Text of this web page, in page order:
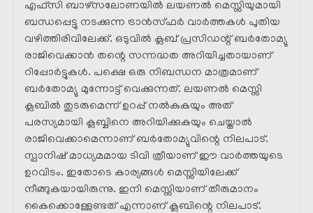
എഫ്സി ബാഴ്സലോണയിൽ ലയണൽ മെസ്സിയുമായി
ബന്ധപ്പെട്ടു നടക്കുന്ന ട്രാൻസ്ഫർ വാർത്തകൾ പുതിയ
വഴിത്തിരിവിലേക്ക്. ഒടുവിൽ ക്ലബ്‌ പ്രസിഡന്റ്‌ ബർതോമ്യു
രാജിവെക്കാൻ തന്റെ സന്നദ്ധത അറിയിച്ചതായാണ്
റിപ്പോർട്ടുകൾ. പക്ഷെ ഒരു നിബന്ധന മാത്രമാണ്
ബർതോമ്യു മുന്നോട്ട് വെക്കുന്നത്. ലയണൽ മെസ്സി
ക്ലബിൽ തുടരുമെന്ന് ഉറപ്പ് നൽകുകയും അത്‌
പരസ്യമായി ക്ലബ്ബിനെ അറിയിക്കുകയും ചെയ്താൽ
രാജിവെക്കാമെന്നാണ് ബർതോമ്യുവിന്റെ നിലപാട്.
സ്പാനിഷ് മാധ്യമമായ ടിവി ത്രീയാണ് ഈ വാർത്തയുടെ
ഉറവിടം. ഇതോടെ കാര്യങ്ങൾ മെസ്സിയിലേക്ക്
നീങ്ങുകയായിരുന്നു. ഇനി മെസ്സിയാണ് തീരുമാനം
കൈക്കൊള്ളേണ്ടത് എന്നാണ് ക്ലബിന്റെ നിലപാട്.